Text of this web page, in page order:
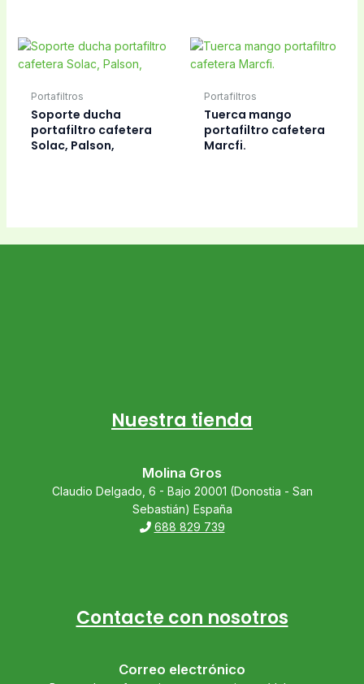
Portafiltros
Soporte ducha
portafiltro cafetera
Solac, Palson,
Portafiltros
Tuerca mango
portafiltro cafetera
Marcfi.
Nuestra tienda
Molina Gros
Claudio Delgado, 6 - Bajo 20001 (Donostia - San
Sebastián) España
688 829 739
Contacte con nosotros
Correo electrónico